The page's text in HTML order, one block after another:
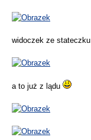
widoczek ze stateczku
a to już z lądu